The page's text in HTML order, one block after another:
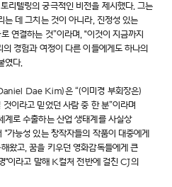
리텔링의 궁극적인 비전을 제시했다. 그는
는 데 그치는 것이 아니라, 진정성 있는
연결하는 것”이라며, "이것이 지금까지
경험과 여정이 다른 이들에게도 하나의
였다.
Dae Kim)은 “(이미경 부회장은)
이라고 믿었던 사람 중 한 분”이라며
계로 수출하는 산업 생태계를 사실상
가능성 있는 창작자들의 작품이 대중에게
왔고, 꿈을 키우던 영화감독들에게 큰
"이라고 말해 K컬처 전반에 걸친 CJ의